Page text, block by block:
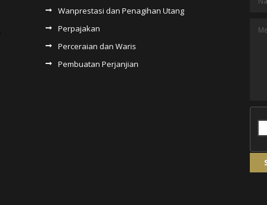
Wanprestasi dan Penagihan Utang
Perpajakan
Perceraian dan Waris
Pembuatan Perjanjian